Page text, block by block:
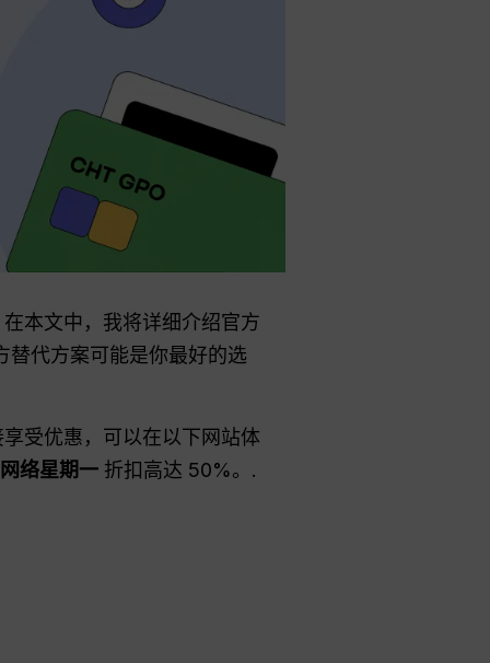
本文中，我将详细介绍官方
替代方案可能是你最好的选
受优惠，可以在以下网站体
络星期一 折扣高达 50%。.